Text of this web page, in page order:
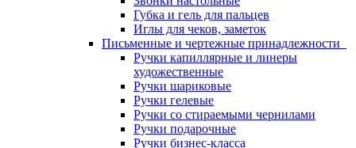
Губка и гель для пальцев
Иглы для чеков, заметок
Письменные и чертежные принадлежности
Ручки капиллярные и линеры
художественные
Ручки шариковые
Ручки гелевые
Ручки со стираемыми чернилами
Ручки подарочные
Ручки бизнес-класса